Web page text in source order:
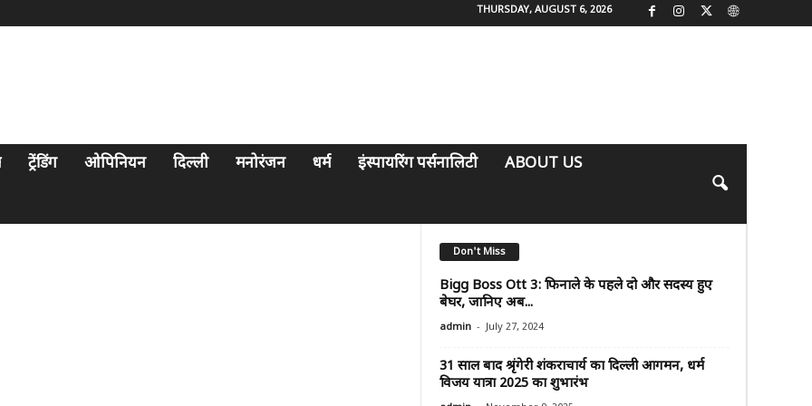
THURSDAY, AUGUST 6, 2026
ट्रेंडिंग ओपिनियन दिल्ली मनोरंजन धर्म इंस्पायरिंग पर्सनालिटी
ABOUT US
Don't Miss
Bigg Boss Ott 3: फिनाले के पहले दो और सदस्य हुए
बेघर, जानिए अब...
admin - July 27, 2024
31 साल बाद श्रृंगेरी शंकराचार्य का दिल्ली आगमन, धर्म
विजय यात्रा 2025 का शुभारंभ